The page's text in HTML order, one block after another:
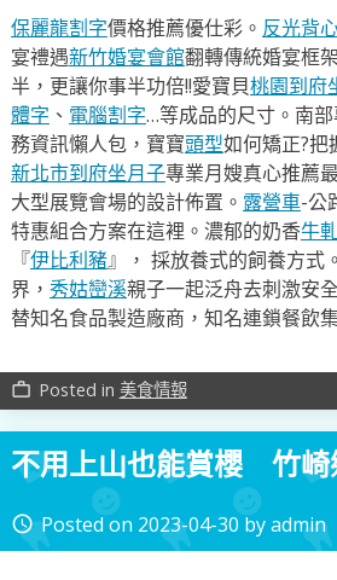
保麗龍割字價格推薦優仕彩。 反光背
宴禮遇新竹婚宴會館翻轉傳統婚宴框
半，更讓你事半功倍!!愛寶貝桃園到府
體字 、 電腦割字…等成品的尺寸。南
務資訊懶人包，寶寶頭型如何矯正?把
新北市到府坐月子專業月嫂真心推薦
大型展覽會場的設計佈置。 露營車-公
特惠組合方案在這裡。濃郁的奶香牛
『伊比利豬』， 採放養式的飼養方式。
界， 秀姑巒溪親子一起泛舟去​刺激安
替知名食品製造廠商，知名連鎖餐飲
work_outline Posted in 美食情報
不用上山也能賞櫻 竹崎
access_time Posted on 2023-04-30byadmin